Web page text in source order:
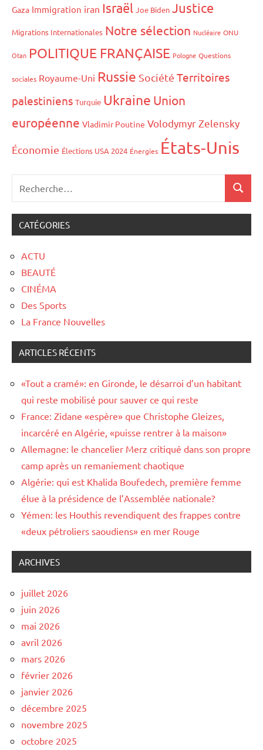
Gaza Immigration iran Israël Joe Biden Justice
Migrations Internationales Notre sélection Nucléaire ONU
Otan POLITIQUE FRANÇAISE Pologne Questions
sociales Royaume-Uni Russie Société Territoires
palestiniens Turquie Ukraine Union
européenne Vladimir Poutine Volodymyr Zelensky
Économie Élections USA 2024 Énergies États-Unis
CATÉGORIES
ACTU
BEAUTÉ
CINÉMA
Des Sports
La France Nouvelles
ARTICLES RÉCENTS
«Tout a cramé»: en Gironde, le désarroi d’un habitant
qui reste mobilisé pour sauver ce qui reste
France: Zidane «espère» que Christophe Gleizes,
incarcéré en Algérie, «puisse rentrer à la maison»
Allemagne: le chancelier Merz critiqué dans son propre
camp après un remaniement chaotique
Algérie: qui est Khalida Boufedech, première femme
élue à la présidence de l’Assemblée nationale?
Yémen: les Houthis revendiquent des frappes contre
«deux pétroliers saoudiens» en mer Rouge
ARCHIVES
juillet 2026
juin 2026
mai 2026
avril 2026
mars 2026
février 2026
janvier 2026
décembre 2025
novembre 2025
octobre 2025